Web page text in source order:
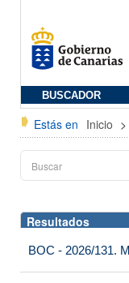
BUSCADOR
Estás en Inicio >
Resultados
BOC - 2026/131.